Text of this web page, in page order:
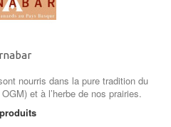
nourris dans la pure tradition du
et à l’herbe de nos prairies.